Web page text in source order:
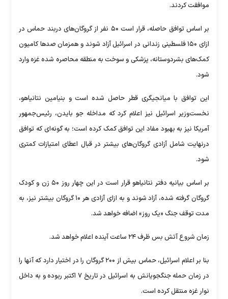
موافقت کردند.
بر اساس توافق حاصله، قرار است ۵۰ نفر از گروگان‌های دربند حماس در
ازای ۱۵۰ فلسطینی زندانی در اسرائیل آزاد شوند و همزمان صدها کامیون
کمک‌های بشردوستانه، پزشکی و سوخت به منطقه محاصره شده غزه وارد
شود.
این توافق با میانجیگری قطر حاصل شده است و بنیامین نتانیاهو،
نخست‌وزیر اسرائیل نیز اعلام کرد که مداخله جو بایدن، رئیس‌جمهور
آمریکا نیز به بهبود مفاد این توافق کمک کرده است؛ به گونه‌ای که توافق
درنهایت شامل آزادی گروگان‌های بیشتر در قبال اعطای امتیازات کمتری
شود.
بر اساس بیانیه دفتر نتانیاهو قرار است در این چهار روز ۵۰ زن و کودک
گروگان گرفته شده، آزاد شوند و به ازای آزادی هر ۱۰ گروگان بیشتر نیز، به
مدت توقف جنگ «یک روز» اضافه خواهد شد.
زمان شروع آتش بس ظرف ۲۴ ساعت آینده اعلام خواهد شد.
بنا بر اعلام اسرائیل، حماس بیش از ۲۰۰ گروگان را در اختیار دارد که آنها را
در زمان حمله جنگجویانش به اسرائیل در تاریخ ۷ اکتبر ربوده و به داخل
نوار غزه منتقل کرده است.